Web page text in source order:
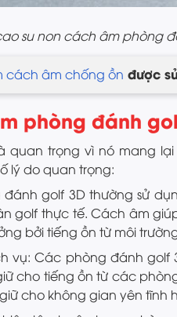
su non cách âm phòng
cách âm chống ồn được
phòng đánh
quan trọng vì nó mang
lý do quan trọng:
golf 3D thường sử
golf thực tế. Cách âm
bởi tiếng ồn từ môi
vụ: Các phòng đánh golf
cho tiếng ồn từ các
cho không gian yên tĩnh